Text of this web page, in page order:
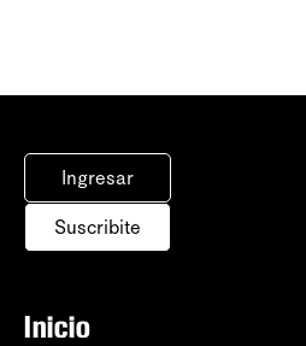
Ingresar
Suscribite
Inicio